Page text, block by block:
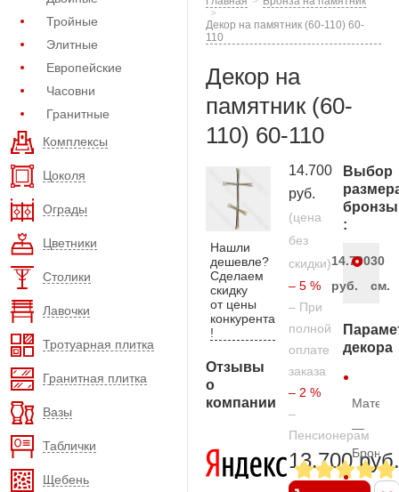
Тройные
Элитные
Европейские
Часовни
Гранитные
Комплексы
Цоколя
Ограды
Цветники
Столики
Лавочки
Тротуарная плитка
Гранитная плитка
Вазы
Таблички
Щебень
Декор на памятник (60-110) 60-
110
Декор на
памятник (60-
110) 60-110
Нашли
дешевле?
Сделаем
скидку
от цены
конкурента
!
Отзывы
о
компании
14.700
руб.
(цена
без
скидки)
– 5 %
– При
полной
оплате
заказа
– 2 %
–
Пенсионерам
13.700 руб.
Выбор
бронзы
:
14.700
руб.
30
см.
декора
—
Бронза